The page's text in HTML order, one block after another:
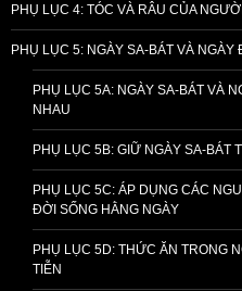
PHỤ LỤC 4: TÓC VÀ RÂU CỦA
PHỤ LỤC 5: NGÀY SA-BÁT VÀ
PHỤ LỤC 5A: NGÀY SA-BÁT VÀ
NHAU
PHỤ LỤC 5B: GIỮ NGÀY SA-BÁT
PHỤ LỤC 5C: ÁP DỤNG CÁC
ĐỜI SỐNG HẰNG NGÀY
PHỤ LỤC 5D: THỨC ĂN TRONG
TIỄN